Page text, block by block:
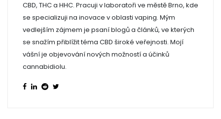
CBD, THC a HHC. Pracuji v laboratoři ve městě Brno, kde
se specializuji na inovace v oblasti vaping. Mým
vedlejším zájmem je psaní blogů a článků, ve kterých
se snažím přiblížit téma CBD široké veřejnosti. Mojí
vášní je objevování nových možností a účinků
cannabidiolu.